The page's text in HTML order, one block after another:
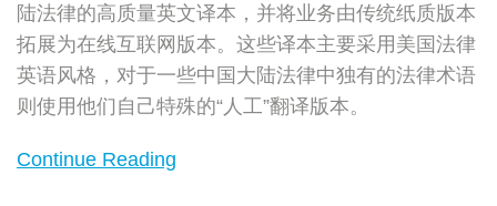
陆法律的高质量英文译本，并将业务由传统纸质版本
拓展为在线互联网版本。这些译本主要采用美国法律
英语风格，对于一些中国大陆法律中独有的法律术语
则使用他们自己特殊的“人工”翻译版本。
Continue Reading